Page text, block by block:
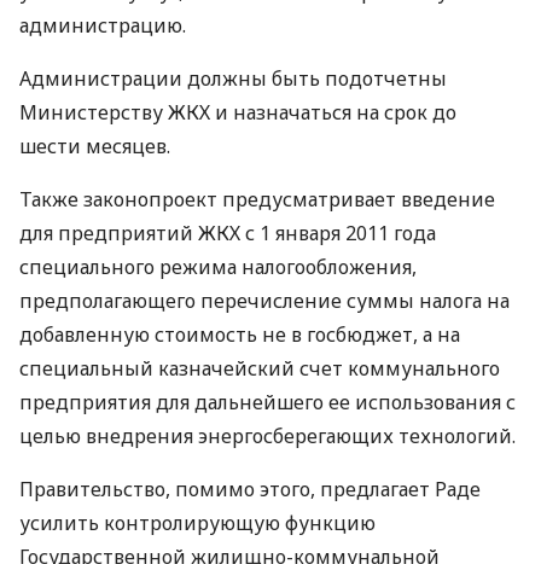
администрацию.
Администрации должны быть подотчетны
Министерству ЖКХ и назначаться на срок до
шести месяцев.
Также законопроект предусматривает введение
для предприятий ЖКХ с 1 января 2011 года
специального режима налогообложения,
предполагающего перечисление суммы налога на
добавленную стоимость не в госбюджет, а на
специальный казначейский счет коммунального
предприятия для дальнейшего ее использования с
целью внедрения энергосберегающих технологий.
Правительство, помимо этого, предлагает Раде
усилить контролирующую функцию
Государственной жилищно-коммунальной